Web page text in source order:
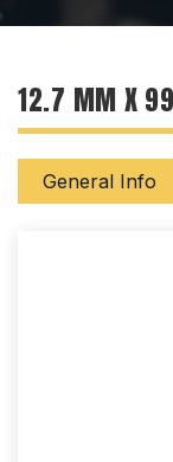
12.7 MM X
General Info